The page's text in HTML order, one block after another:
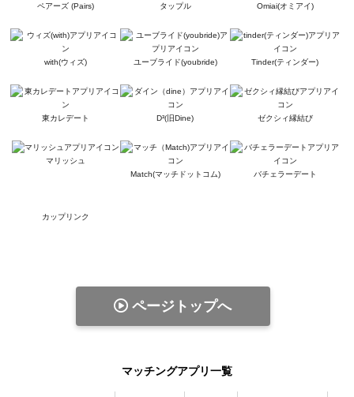
ペアーズ (Pairs) タップル Omiai(オミアイ)
with(ウィズ) ユーブライド(youbride) Tinder(ティンダー)
東カレデート D³(旧Dine) ゼクシィ縁結び
マリッシュ
Match(マッチドットコム)
バチェラーデート
カップリンク
ページトップへ
マッチングアプリ一覧